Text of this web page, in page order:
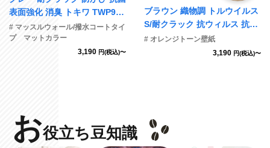
表面強化 消臭 トキワ TWP941
2
# マッスルウォール/撥水コートタイ
プ マットカラー
3,190 円(税込)〜
ブラウン 織物調 トルウイルス
S/耐クラック 抗ウィルス 抗菌
防かび SINCOL BB2354
# オレンジトーン壁紙
3,190 円(税込)〜
お役立ち豆知識